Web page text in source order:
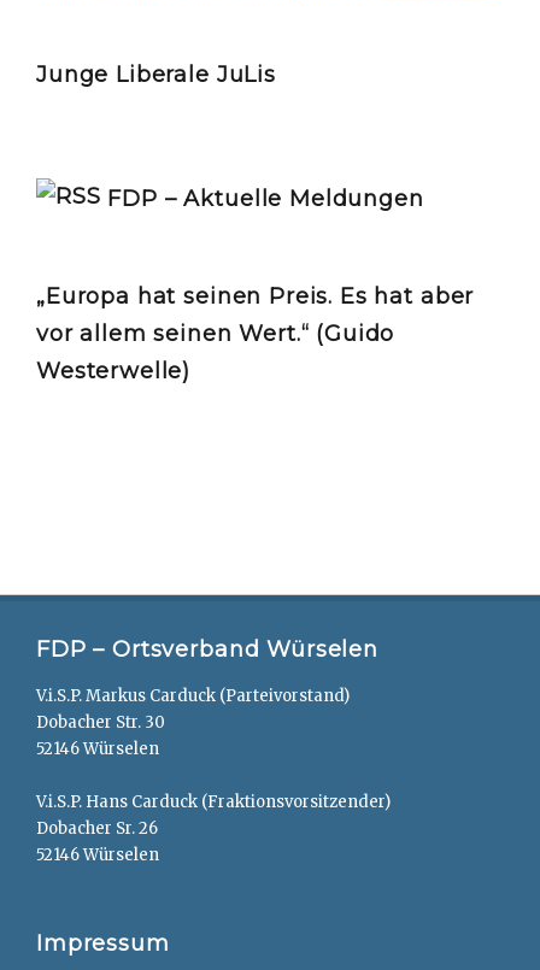
Junge Liberale JuLis
FDP – Aktuelle Meldungen
„Europa hat seinen Preis. Es hat aber
vor allem seinen Wert.“ (Guido
Westerwelle)
FDP – Ortsverband Würselen
V.i.S.P. Markus Carduck (Parteivorstand)
Dobacher Str. 30
52146 Würselen
V.i.S.P. Hans Carduck (Fraktionsvorsitzender)
Dobacher Sr. 26
52146 Würselen
Impressum